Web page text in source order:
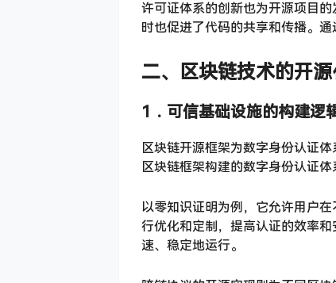
许可证体系的创新也为开源项目
时也促进了代码的共享和传播。
二、 区块链技术的开
1． 可信基础设施的构建逻
区块链开源框架为数字身份认证
区块链框架构建的数字身份认证
以零知识证明为例，它允许用户
行优化和定制，提高认证的效率
速、稳定地运行。